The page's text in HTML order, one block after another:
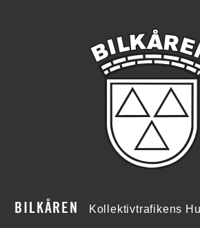
BILKÅREN Kollektivtrafikens